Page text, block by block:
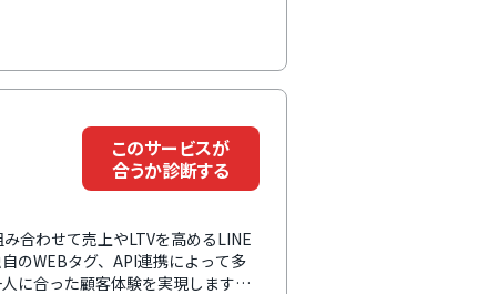
ーの利用状況はダッシュボードで
ながります。
このサービスが
合うか診断する
合わせて売上やLTVを高めるLINE
のWEBタグ、API連携によって多
に合った顧客体験を実現します。